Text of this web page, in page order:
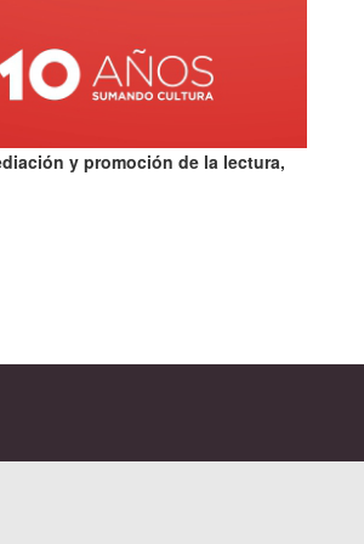
y promoción de la lectura,